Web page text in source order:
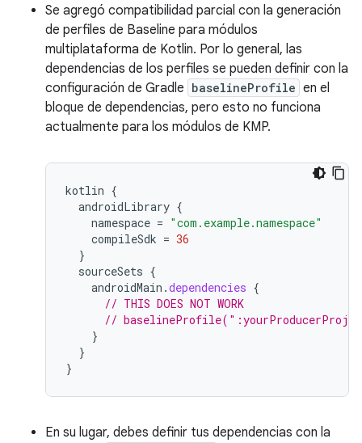
Se agregó compatibilidad parcial con la generación
de perfiles de Baseline para módulos
multiplataforma de Kotlin. Por lo general, las
dependencias de los perfiles se pueden definir con la
configuración de Gradle baselineProfile en el
bloque de dependencias, pero esto no funciona
actualmente para los módulos de KMP.
kotlin {
androidLibrary {
namespace = "com.example.namespace"
compileSdk = 36
}
sourceSets {
androidMain .dependencies {
// THIS DOES NOT WORK
//
}
}
}
En su lugar, debes definir tus dependencias con la